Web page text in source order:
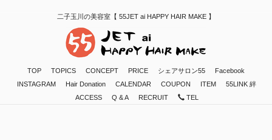
二子玉川の美容室【 55JET ai HAPPY HAIR MAKE 】
TOP TOPICS CONCEPT PRICE シェアサロン55
Facebook
INSTAGRAM
Hair Donation CALENDAR COUPON ITEM
55LINK 絆
ACCESS
Q & A RECRUIT TEL